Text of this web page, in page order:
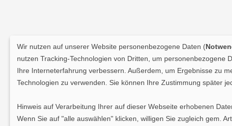
Wir nutzen auf unserer Website personenbezogene Daten (
nutzen Tracking-Technologien von Dritten, um
Ihre Interneterfahrung verbessern. Außerdem, um Ergebnisse zu
Technologien zu verwenden. Sie können Ihre Zustimmung später
Hinweis auf Verarbeitung Ihrer auf dieser Webseite erhobenen
Wenn Sie auf "alle auswählen" klicken, willigen Sie zugleich gem.